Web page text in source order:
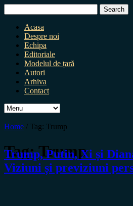
for:
Acasa
Despre noi
Echipa
Editoriale
Modelul de țară
Autori
Arhiva
Contact
Home / Tag: Trump
Tag:Trump
Trump, Putin, Xi și
Viziuni și previziuni